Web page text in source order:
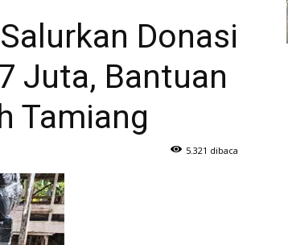
Donasi
Juta, Bantuan
Tamiang
5.321 dibaca